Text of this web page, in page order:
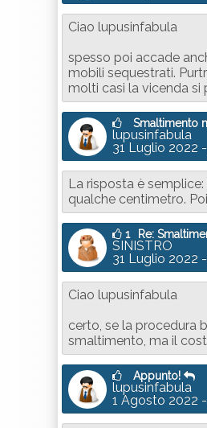
Ciao lupusinfabula
spesso poi accade
mobili sequestrati.
molti casi la vicenda si
Smaltimento
lupusinfabula
31 Luglio 2022 -
La risposta è
qualche centimetro.
1 Re:
SINISTRO
31 Luglio 2022 -
Ciao lupusinfabula
certo, se la procedura
smaltimento, ma il
Appunto!
lupusinfabula
1 Agosto 2022